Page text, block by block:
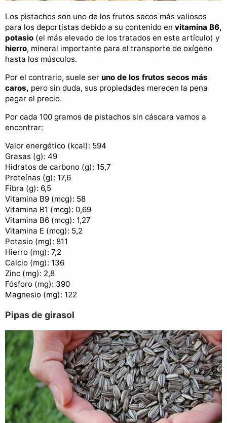
Los pistachos son uno de los frutos secos más valiosos
para los deportistas debido a su contenido en vitamina B6,
potasio (el más elevado de los tratados en este artículo) y
hierro, mineral importante para el transporte de oxígeno
hasta los músculos.
Por el contrario, suele ser uno de los frutos secos más
caros, pero sin duda, sus propiedades merecen la pena
pagar el precio.
Por cada 100 gramos de pistachos sin cáscara vamos a
encontrar:
Valor energético (kcal): 594
Grasas (g): 49
Hidratos de carbono (g): 15,7
Proteínas (g): 17,6
Fibra (g): 6,5
Vitamina B9 (mcg): 58
Vitamina B1 (mcg): 0,69
Vitamina B6 (mcg): 1,27
Vitamina E (mcg): 5,2
Potasio (mg): 811
Hierro (mg): 7,2
Calcio (mg): 136
Zinc (mg): 2,8
Fósforo (mg): 390
Magnesio (mg): 122
Pipas de girasol